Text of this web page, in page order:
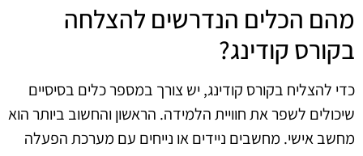
מהם הכלים הנדרשים להצלחה
בקורס קודינג?
כדי להצליח בקורס קודינג, יש צורך במספר כלים בסיסיים
שיכולים לשפר את חוויית הלמידה. הראשון והחשוב ביותר הוא
מחשב אישי. מחשבים ניידים או נייחים עם מערכת הפעלה